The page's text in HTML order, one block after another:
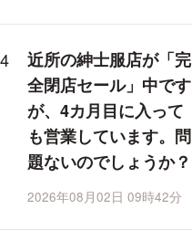
近所の紳士服店が「完
全閉店セール」中です
が、4カ月目に入って
も営業しています。問
題ないのでしょうか？
2026年08月02日 09時42分